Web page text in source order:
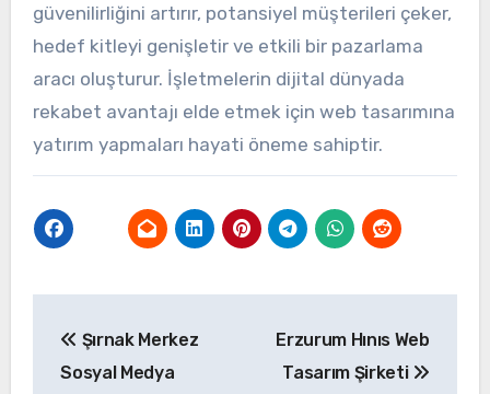
güvenilirliğini artırır, potansiyel müşterileri çeker,
hedef kitleyi genişletir ve etkili bir pazarlama
aracı oluşturur. İşletmelerin dijital dünyada
rekabet avantajı elde etmek için web tasarımına
yatırım yapmaları hayati öneme sahiptir.
gezinmesi
Şırnak Merkez
Sosyal Medya
Erzurum Hınıs Web
Tasarım Şirketi